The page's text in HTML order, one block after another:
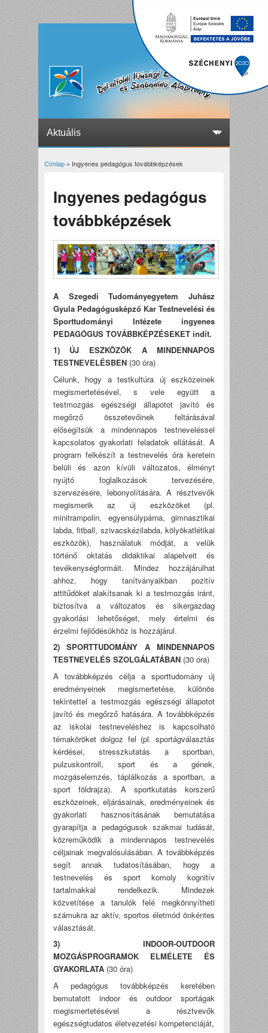
Jelenlegi hely
Címlap» Ingyenes pedagógus továbbképzések
Ingyenes pedagógus
továbbképzések
A Szegedi Tudományegyetem Juhász
Gyula Pedagógusképző Kar Testnevelési és
Sporttudományi Intézete ingyenes
PEDAGÓGUS TOVÁBBKÉPZÉSEKET indít.
1) ÚJ ESZKÖZÖK A MINDENNAPOS
TESTNEVELÉSBEN(30 óra)
Célunk, hogy a testkultúra új eszközeinek
megismertetésével, s vele együtt a
testmozgás egészségi állapotot javító és
megőrző összetevőinek feltárásával
elősegítsük a mindennapos testneveléssel
kapcsolatos gyakorlati feladatok ellátását. A
program felkészít a testnevelés óra keretein
belüli és azon kívüli változatos, élményt
nyújtó foglalkozások tervezésére,
szervezésére, lebonyolítására. A résztvevők
megismerik az új eszközöket (pl.
minitrampolin, egyensúlypárna, gimnasztikai
labda, fitball, szivacskézilabda, kölyökatlétikai
eszközök), használatuk módját, a velük
történő oktatás didaktikai alapelveit és
tevékenységformáit. Mindez hozzájárulhat
ahhoz, hogy tanítványaikban pozitív
attitűdöket alakítsanak ki a testmozgás iránt,
biztosítva a változatos és sikergazdag
gyakorlási lehetőséget, mely értelmi és
érzelmi fejlődésükhöz is hozzájárul.
2) SPORTTUDOMÁNY A MINDENNAPOS
TESTNEVELÉS SZOLGÁLATÁBAN (30 óra)
A továbbképzés célja a sporttudomány új
eredményeinek megismertetése, különös
tekintettel a testmozgás egészségi állapotot
javító és megőrző hatására. A továbbképzés
az iskolai testneveléshez is kapcsolható
témaköröket dolgoz fel (pl. sportágválasztás
kérdései, stresszkutatás a sportban,
pulzuskontroll, sport és a gének,
mozgáselemzés, táplálkozás a sportban, a
sport földrajza). A sportkutatás korszerű
eszközeinek, eljárásainak, eredményeinek és
gyakorlati hasznosításának bemutatása
gyarapítja a pedagógusok szakmai tudását,
közreműködik a mindennapos testnevelés
céljainak megvalósulásában. A továbbképzés
segít annak tudatosításában, hogy a
testnevelés és sport komoly kognitív
tartalmakkal rendelkezik. Mindezek
közvetítése a tanulók felé megkönnyítheti
számukra az aktív, sportos életmód önkéntes
választását.
3) INDOOR-OUTDOOR
MOZGÁSPROGRAMOK ELMÉLETE ÉS
GYAKORLATA (30 óra)
A pedagógus továbbképzés keretében
bemutatott indoor és outdoor sportágak
megismertetésével a résztvevők
egészségtudatos életvezetési kompetenciáját,